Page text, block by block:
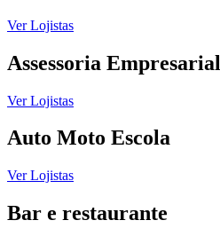
Ver Lojistas
Assessoria Empresarial
Ver Lojistas
Auto Moto Escola
Ver Lojistas
Bar e restaurante